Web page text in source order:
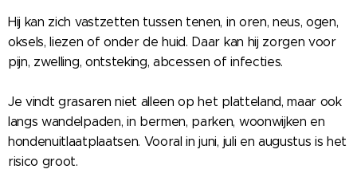
Hij kan zich vastzetten tussen tenen, in oren, neus, ogen,
oksels, liezen of onder de huid. Daar kan hij zorgen voor
pijn, zwelling, ontsteking, abcessen of infecties.
Je vindt grasaren niet alleen op het platteland, maar ook
langs wandelpaden, in bermen, parken, woonwijken en
hondenuitlaatplaatsen. Vooral in juni, juli en augustus is het
risico groot.